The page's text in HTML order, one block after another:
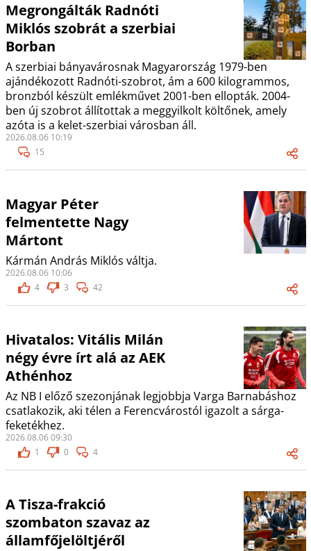
Megrongálták Radnóti
Miklós szobrát a szerbiai
Borban
A szerbiai bányavárosnak Magyarország 1979-ben
ajándékozott Radnóti-szobrot, ám a 600 kilogrammos,
bronzból készült emlékművet 2001-ben ellopták. 2004-
ben új szobrot állítottak a meggyilkolt költőnek, amely
azóta is a kelet-szerbiai városban áll.
2026.08.06 10:19
15
Magyar Péter
felmentette Nagy
Mártont
Kármán András Miklós váltja.
2026.08.06 10:06
4
3 42
Hivatalos: Vitális Milán
négy évre írt alá az AEK
Athénhoz
Az NB I előző szezonjának legjobbja Varga Barnabáshoz
csatlakozik, aki télen a Ferencvárostól igazolt a sárga-
feketékhez.
2026.08.06 09:30
1
0 4
A Tisza-frakció
szombaton szavaz az
államfőjelöltjéről